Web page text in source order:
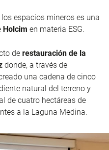
espacios mineros es una
Holcim en materia ESG.
de restauración de la
donde, a través de
una cadena de cinco
natural del terreno y
de cuatro hectáreas de
a la Laguna Medina.